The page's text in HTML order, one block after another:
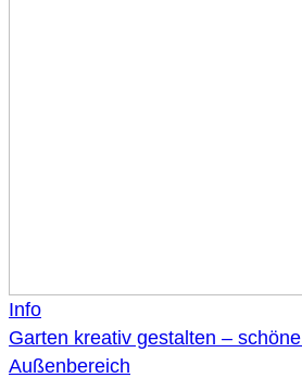
Info
Garten kreativ gestalten –
Außenbereich